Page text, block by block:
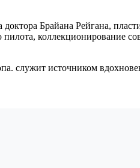
Брайана Рейгана,
коллекционирование
служит источником